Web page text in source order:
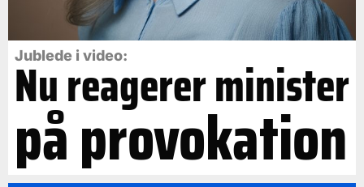
Jublede i video:
Nu reagerer minister
på provokation